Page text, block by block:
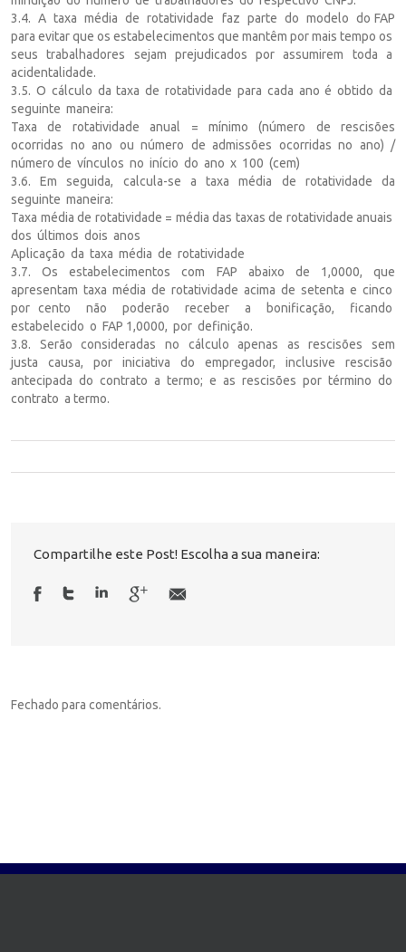
3.4. A taxa média de rotatividade faz parte do modelo do FAP
para evitar que os estabelecimentos que mantêm por mais tempo os
seus trabalhadores sejam prejudicados por assumirem toda a
acidentalidade.
3.5. O cálculo da taxa de rotatividade para cada ano é obtido da
seguinte maneira:
Taxa de rotatividade anual = mínimo (número de rescisões
ocorridas no ano ou número de admissões ocorridas no ano) /
número de vínculos no início do ano x 100 (cem)
3.6. Em seguida, calcula-se a taxa média de rotatividade da
seguinte maneira:
Taxa média de rotatividade = média das taxas de rotatividade anuais
dos últimos dois anos
Aplicação da taxa média de rotatividade
3.7. Os estabelecimentos com FAP abaixo de 1,0000, que
apresentam taxa média de rotatividade acima de setenta e cinco
por cento não poderão receber a bonificação, ficando
estabelecido o FAP 1,0000, por definição.
3.8. Serão consideradas no cálculo apenas as rescisões sem
justa causa, por iniciativa do empregador, inclusive rescisão
antecipada do contrato a termo; e as rescisões por término do
contrato a termo.
Compartilhe este Post! Escolha a sua maneira:
Fechado para comentários.